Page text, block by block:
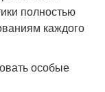
полностью
каждого
особые